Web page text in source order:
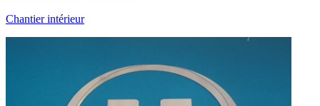
Chantier intérieur